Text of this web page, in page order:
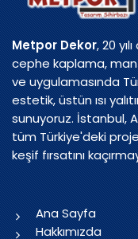
Metpor Dekor, 20
cephe kaplama,
ve uygulamasında
estetik, üstün ısı
sunuyoruz. İstanbul,
tüm Türkiye'deki
keşif fırsatını
Ana Sayfa
Hakkımızda